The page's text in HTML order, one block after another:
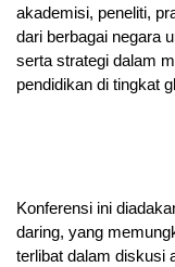
akademisi, peneliti,
dari berbagai negara
serta strategi dalam
pendidikan di tingkat
Konferensi ini
daring, yang
terlibat dalam diskusi